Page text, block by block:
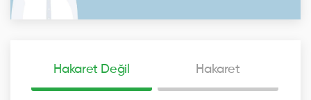
Hakaret Değil Hakaret